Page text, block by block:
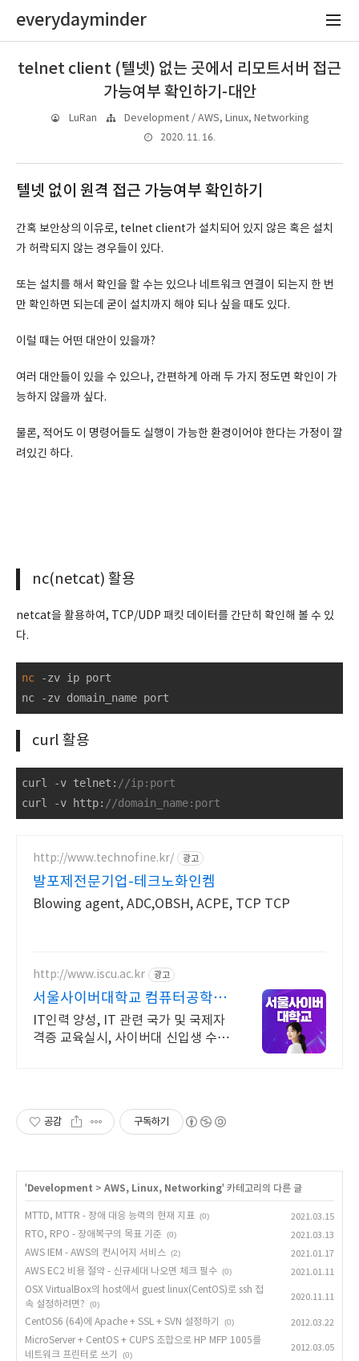
everydayminder
telnet client (텔넷) 없는 곳에서 리모트서버 접근
가능여부 확인하기-대안
LuRan Development / AWS, Linux, Networking
2020. 11. 16.
텔넷 없이 원격 접근 가능여부 확인하기
간혹 보안상의 이유로, telnet client가 설치되어 있지 않은 혹은 설치
가 허락되지 않는 경우들이 있다.
또는 설치를 해서 확인을 할 수는 있으나 네트워크 연결이 되는지 한 번
만 확인하면 되는데 굳이 설치까지 해야 되나 싶을 때도 있다.
이럴 때는 어떤 대안이 있을까?
여러 대안들이 있을 수 있으나, 간편하게 아래 두 가지 정도면 확인이 가
능하지 않을까 싶다.
물론, 적어도 이 명령어들도 실행이 가능한 환경이어야 한다는 가정이 깔
려있긴 하다.
nc(netcat) 활용
netcat을 활용하여, TCP/UDP 패킷 데이터를 간단히 확인해 볼 수 있
다.
nc -zv ip port
nc -zv domain_name port
curl 활용
curl -v telnet: //ip:port
curl -v http: //domain_name:port
http://www.technofine.kr/ 광고
발포제전문기업-테크노화인켐
Blowing agent, ADC,OBSH, ACPE, TCP TCP
http://www.iscu.ac.kr 광고
서울사이버대학교 컴퓨터공학과
2026 가을학기 신편입생
IT인력 양성, IT 관련 국가 및 국제자
격증 교육실시, 사이버대 신입생 수 1
공감 구독하기
' Development > AWS, Linux, Networking' 카테고리의 다른 글
MTTD, MTTR - 장애 대응 능력의 현재 지표 (0)
2021.03.15
RTO, RPO - 장애복구의 목표 기준
(0)
2021.03.13
AWS IEM - AWS의 컨시어지 서비스 (2)
2021.01.17
AWS EC2 비용 절약 - 신규세대 나오면 체크 필수 (0)
2021.01.11
OSX VirtualBox의 host에서 guest linux(CentOS)로 ssh 접
속 설정하려면?
(0)
2020.11.11
CentOS6 (64)에 Apache + SSL + SVN 설정하기 (0)
2012.03.22
MicroServer + CentOS + CUPS 조합으로 HP MFP 1005를
네트워크 프린터로 쓰기
(0)
2012.03.05